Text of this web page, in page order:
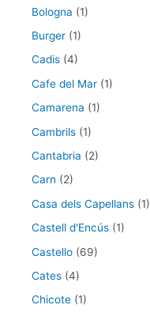
Bologna (1)
Burger (1)
Cadis (4)
Cafe del Mar (1)
Camarena (1)
Cambrils (1)
Cantabria (2)
Carn (2)
Casa dels Capellans (1)
Castell d'Encús (1)
Castello (69)
Cates (4)
Chicote (1)